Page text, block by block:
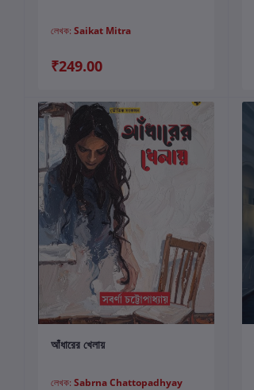
লেখক: Saikat Mitra
₹249.00
কার্টে যোগ করুন
আঁধারের খেলায়
লেখক: Sabrna Chattopadhyay